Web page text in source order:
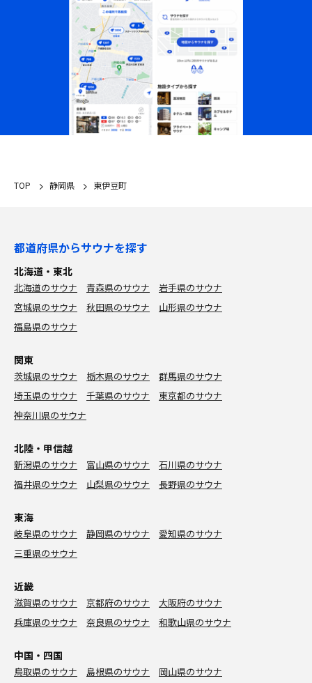
TOP 静岡県 東伊豆町
都道府県からサウナを探す
北海道・東北
北海道のサウナ 青森県のサウナ
岩手県のサウナ
宮城県のサウナ
秋田県のサウナ
山形県のサウナ
福島県のサウナ
関東
茨城県のサウナ 栃木県のサウナ
群馬県のサウナ
埼玉県のサウナ
千葉県のサウナ
東京都のサウナ
神奈川県のサウナ
北陸・甲信越
新潟県のサウナ 富山県のサウナ
石川県のサウナ
福井県のサウナ
山梨県のサウナ 長野県のサウナ
東海
岐阜県のサウナ 静岡県のサウナ
愛知県のサウナ
三重県のサウナ
近畿
滋賀県のサウナ 京都府のサウナ
大阪府のサウナ
兵庫県のサウナ
奈良県のサウナ 和歌山県のサウナ
中国・四国
鳥取県のサウナ 島根県のサウナ
岡山県のサウナ